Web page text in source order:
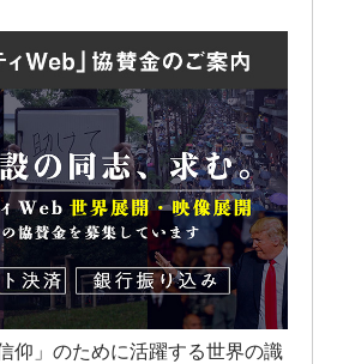
仰」のために活躍する世界の識